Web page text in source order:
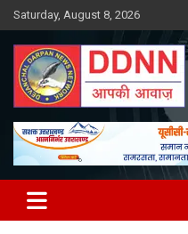
Skip
to
content
Saturday, August 8, 2026
DDNN